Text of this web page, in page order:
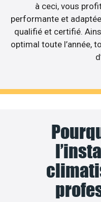
à ceci, vous
performante et
qualifié et certifié.
optimal toute l’année,